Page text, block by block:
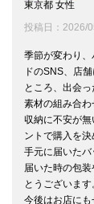
東京都 女性
投稿日
2026/
季節が変わり
ドのSNS、店
ところ、出会っ
素材の組み合わ
収納に不安が
ントで購入を決
手元に届いたバ
届いた時の包
とうございます
今後はお店にも